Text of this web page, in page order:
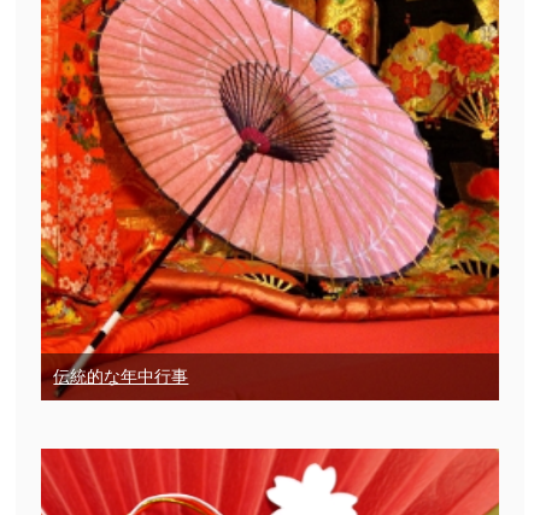
伝統的な年中行事